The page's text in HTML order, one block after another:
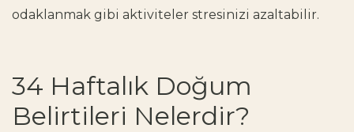
odaklanmak gibi aktiviteler stresinizi azaltabilir.
34 Haftalık Doğum
Belirtileri Nelerdir?